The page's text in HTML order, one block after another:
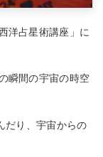
洋占星術講座」に
瞬間の宇宙の時空
だり、宇宙からの